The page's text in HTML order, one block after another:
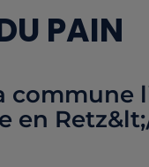
PAIN
commune
en